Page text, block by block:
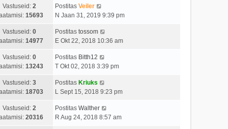
Vastuseid: 2
15693
Postitas Veiler
N Jaan 31, 2019 9:39 pm
Vastuseid: 0
14977
Postitas tossom
E Okt 22, 2018 10:36 am
Vastuseid: 0
13243
Postitas Bitth12
T Okt 02, 2018 3:39 pm
Vastuseid: 3
18703
Postitas Kriuks
L Sept 15, 2018 9:23 pm
Vastuseid: 2
20316
Postitas Walther
R Aug 24, 2018 8:57 am